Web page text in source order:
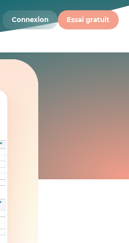
Connexion Essai gratuit